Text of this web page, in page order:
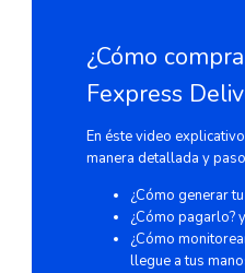
¿Cómo
Fexpress
En éste video
manera detallada y
¿Cómo generar
¿Cómo pagarlo? y
¿Cómo
llegue a tus